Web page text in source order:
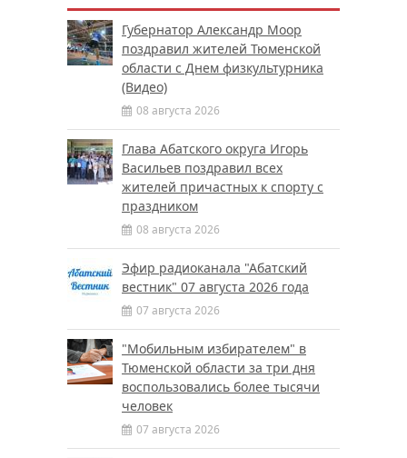
Губернатор Александр Моор
поздравил жителей Тюменской
области с Днем физкультурника
(Видео)
08 августа 2026
Глава Абатского округа Игорь
Васильев поздравил всех
жителей причастных к спорту с
праздником
08 августа 2026
Эфир радиоканала "Абатский
вестник" 07 августа 2026 года
07 августа 2026
"Мобильным избирателем" в
Тюменской области за три дня
воспользовались более тысячи
человек
07 августа 2026